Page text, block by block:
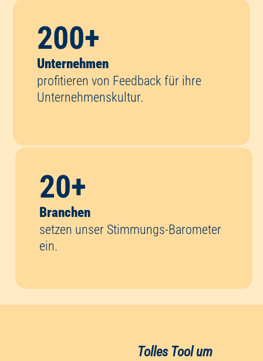
200
Unternehmen
profitieren von Feedback für ihre
Unternehmenskultur.
20
Branchen
setzen unser Stimmungs-Barometer
ein.
kontinuierlich